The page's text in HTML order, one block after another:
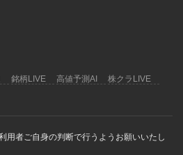
銘柄LIVE 高値予測AI 株クラLIVE
用者ご自身の判断で行うようお願いいたし